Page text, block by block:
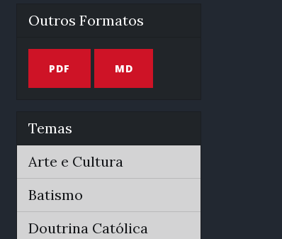
Outros Formatos
PDF MD
Temas
Arte e Cultura
Batismo
Doutrina Católica